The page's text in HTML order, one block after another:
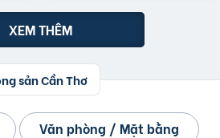
XEM THÊM
sản Cần Thơ
Văn phòng / Mặt bằng